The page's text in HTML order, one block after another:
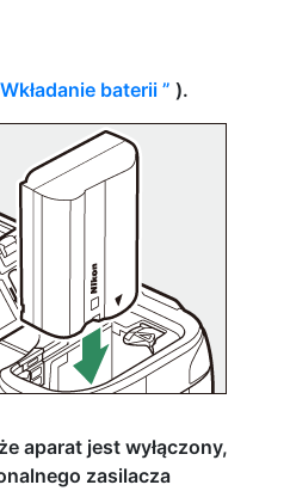
Wkładanie baterii ).
aparat jest wyłączony,
zasilacza